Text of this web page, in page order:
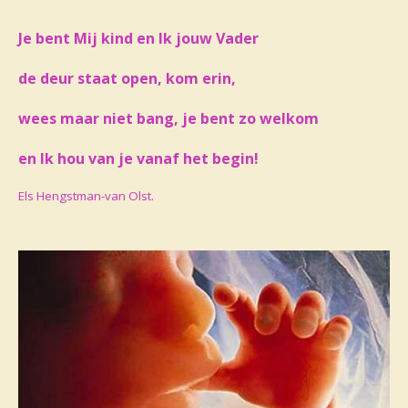
Je bent Mij kind en Ik jouw Vader
de deur staat open, kom erin,
wees maar niet bang, je bent zo welkom
en Ik hou van je vanaf het begin!
Els Hengstman-van Olst.